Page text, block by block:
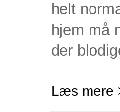
helt
hjem må
der
Læs mere